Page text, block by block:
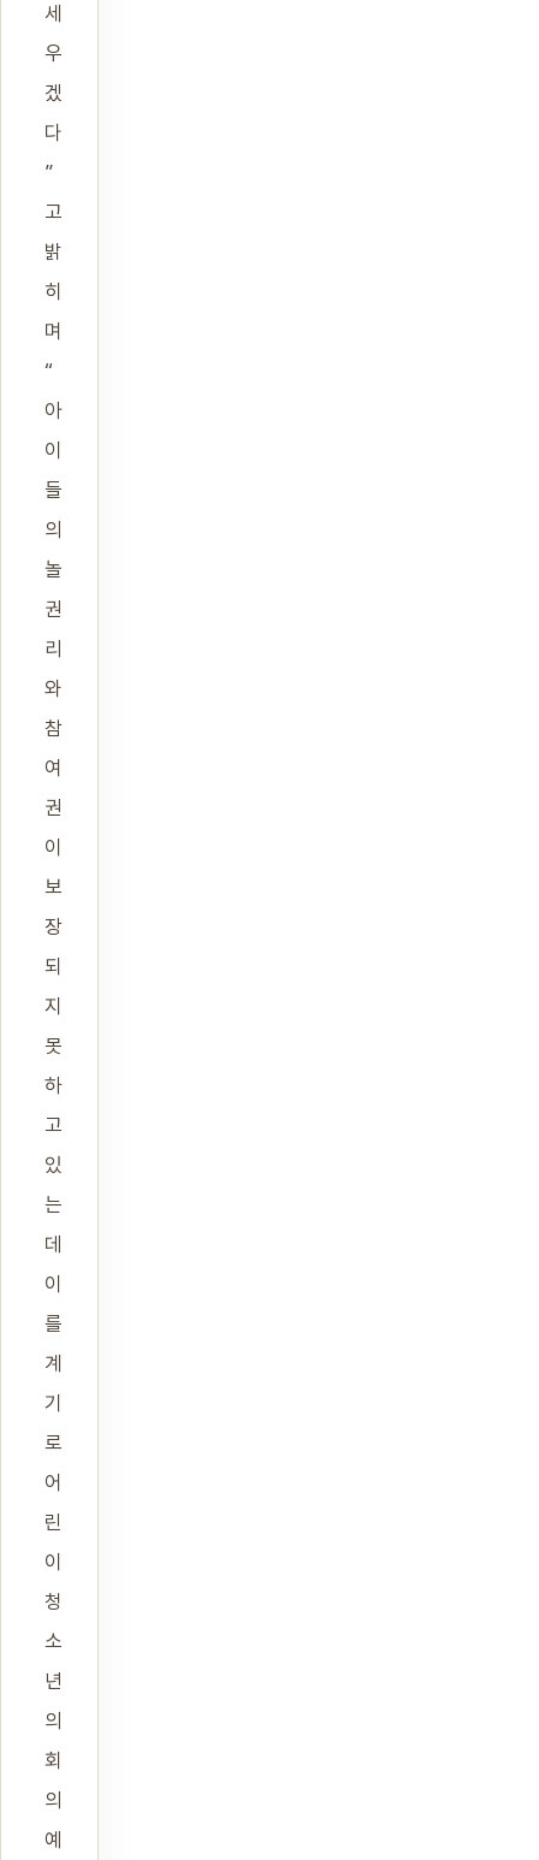
세
우
겠
다
”
고
밝
히
며
“
아
이
들
의
놀
권
리
와
참
여
권
이
보
장
되
지
못
하
고
있
는
데
이
를
계
기
로
어
린
이
청
소
년
의
회
의
예